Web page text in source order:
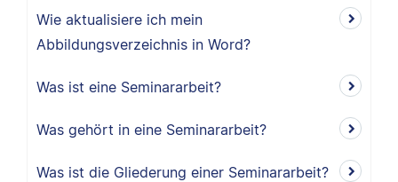
Wie aktualisiere ich mein
Abbildungsverzeichnis in Word?
Was ist eine Seminararbeit?
Was gehört in eine Seminararbeit?
Was ist die Gliederung einer Seminararbeit?